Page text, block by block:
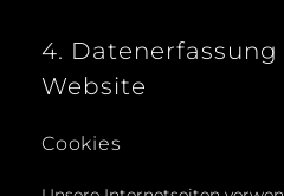
4.
Website
Cookies